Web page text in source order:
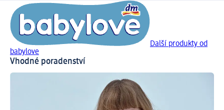
Další produkty od
babylove
Vhodné poradenství